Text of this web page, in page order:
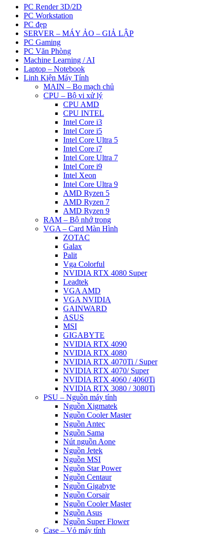
PC Render 3D/2D
PC Workstation
PC đẹp
SERVER – MÁY ẢO – GIẢ LẬP
PC Gaming
PC Văn Phòng
Machine Learning / AI
Laptop – Notebook
Linh Kiện Máy Tính
MAIN – Bo mạch chủ
CPU – Bộ vi xử lý
CPU AMD
CPU INTEL
Intel Core i3
Intel Core i5
Intel Core Ultra 5
Intel Core i7
Intel Core Ultra 7
Intel Core i9
Intel Xeon
Intel Core Ultra 9
AMD Ryzen 5
AMD Ryzen 7
AMD Ryzen 9
RAM – Bộ nhớ trong
VGA – Card Màn Hình
ZOTAC
Galax
Palit
Vga Colorful
NVIDIA RTX 4080 Super
Leadtek
VGA AMD
VGA NVIDIA
GAINWARD
ASUS
MSI
GIGABYTE
NVIDIA RTX 4090
NVIDIA RTX 4080
NVIDIA RTX 4070Ti / Super
NVIDIA RTX 4070/ Super
NVIDIA RTX 4060 / 4060Ti
NVIDIA RTX 3080 / 3080Ti
PSU – Nguồn máy tính
Nguồn Xigmatek
Nguồn Cooler Master
Nguồn Antec
Nguồn Sama
Nút nguồn Aone
Nguồn Jetek
Nguồn MSI
Nguồn Star Power
Nguồn Centaur
Nguồn Gigabyte
Nguồn Corsair
Nguồn Cooler Master
Nguồn Asus
Nguồn Super Flower
Case – Vỏ máy tính